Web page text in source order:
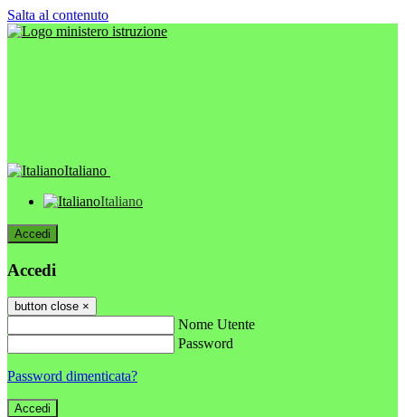
Salta al contenuto
Italiano
Italiano
Accedi
Accedi
button close ×
Nome Utente
Password
Password dimenticata?